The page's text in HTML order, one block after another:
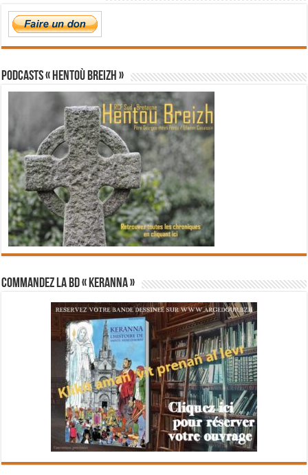
PODCASTS « Hentoù Breizh »
Commandez la BD « Keranna »